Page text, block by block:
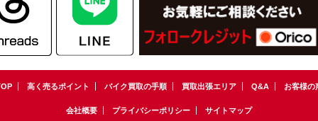
高く売るポイント バイク買取の手順 買取出張エリア Q&A お客様の
会社概要 プライバシーポリシー サイトマップ